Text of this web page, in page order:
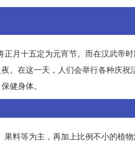
月十五定为元宵节。而在汉武帝
。在这一天，人们会举行各种庆祝
健身体。
料等为主，再加上比例不小的植